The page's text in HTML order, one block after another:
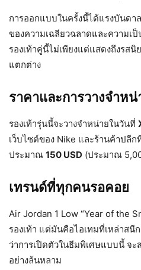
การออกแบบในครั้งนี้ได้แรงบันด
ของความเฉลียวฉลาดและความเ
รองเท้าคู่นี้ไม่เพียงแต่แสดงถึงรส
แตกต่าง
ราคาและการวางจำหน่
รองเท้ารุ่นนี้จะวางจำหน่ายในวันที่
เว็บไซต์ของ Nike และร้านค้าปลีก
ประมาณ 150 USD (ประมาณ
เทรนด์ที่ทุกคนรอคอย
Air Jordan 1 Low “Year of the
รองเท้า แต่มันคือไอเทมที่เหล่าสนี
ว่าการเปิดตัวในธีมพิเศษแบบนี้ จะ
อย่างล้นหลาม